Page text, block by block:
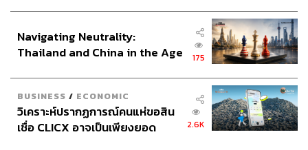
Navigating Neutrality:
Thailand and China in the Age
175
BUSINESS / ECONOMIC
วิเคราะห์ปรากฏการณ์คนแห่ขอสิน
เชื่อ CLICX อาจเป็นเพียงยอด
2.6K